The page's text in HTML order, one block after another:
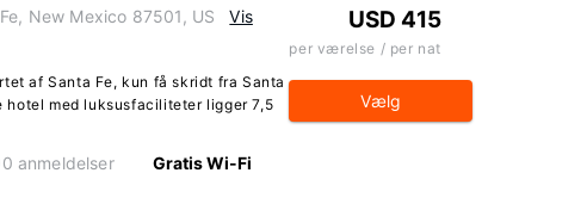
New Mexico 87501, US
Vis
af Santa Fe, kun få skridt fra Santa
hotel med luksusfaciliteter ligger 7,5
anmeldelser Gratis Wi-Fi
USD 415
per værelse / per nat
Vælg